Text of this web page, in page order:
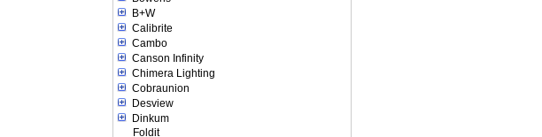
B+W
Calibrite
Cambo
Canson Infinity
Chimera Lighting
Cobraunion
Desview
Dinkum
Foldit